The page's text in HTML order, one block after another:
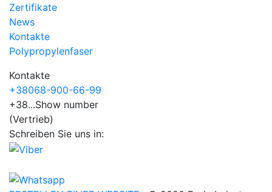
Zertifikate
News
Kontakte
Polypropylenfaser
Kontakte
+38068-900-66-99
+38...Show number
(Vertrieb)
Schreiben Sie uns in: